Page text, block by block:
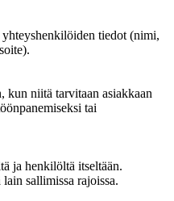
tiedot (nimi,
kun niitä tarvitaan asiakkaan
tai
ja henkilöltä itseltään.
sallimissa rajoissa.